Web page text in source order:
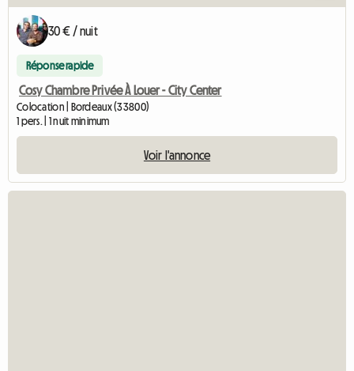
30 € / nuit
Réponse rapide
Cosy Chambre Privée À Louer - City Center
Colocation | Bordeaux (33800)
1 pers. | 1 nuit minimum
Voir l'annonce